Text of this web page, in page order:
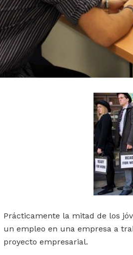
Prácticamente la mitad de los
un empleo en una empresa a
proyecto empresarial.